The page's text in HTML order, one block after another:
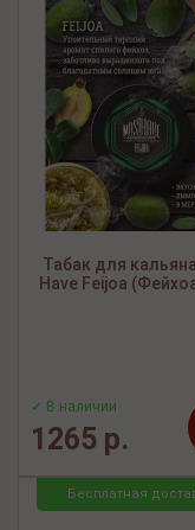
Табак для
Have Feijoa
✓ В наличии
1265 р.
Бесплатная